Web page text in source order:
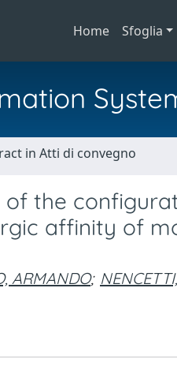
Home Sfoglia
in Atti di convegno
the
affinity of
ARMANDO; NENCETTI,